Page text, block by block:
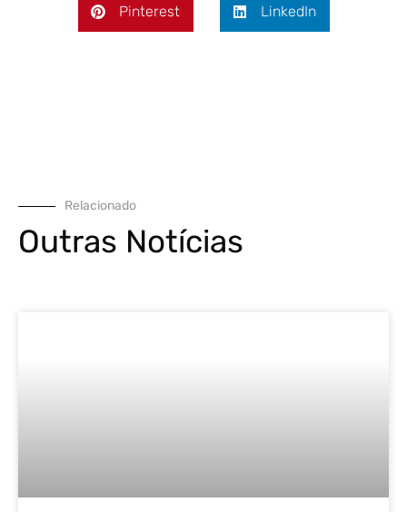
Pinterest LinkedIn
Relacionado
Outras Notícias